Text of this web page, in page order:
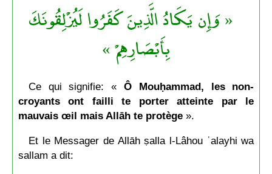
« وَإِن يَكَادُ الَّذِينَ كَفَرُوا لَيُزْلِقُونَكَ
بِأَبْصَارِهِمْ »
Ce qui signifie: «Ô Mouḥammad, les non-
croyants ont failli te porter atteinte par le
mauvais œil mais Allāh te protège».
Et le Messager de Allāh ṣalla l-Lâhou ʿalayhi wa
sallam a dit: